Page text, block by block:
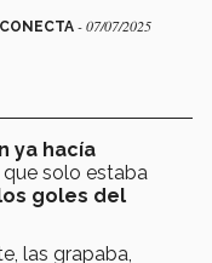
- 07/07/2025
ya hacía
que solo estaba
goles del
las grapaba,